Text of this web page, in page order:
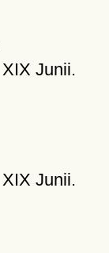
XIX Junii.
XIX Junii.